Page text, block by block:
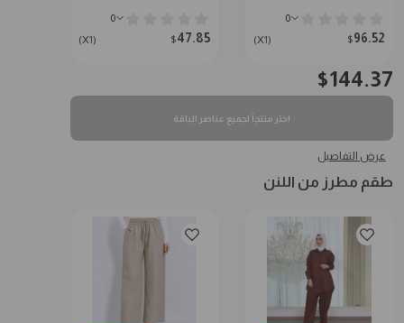
0
96.52
$
(X1)
0
47.85
$
(X1)
144.37
$
اختر منتجاً لجميع عناصر الباقة
عرض التفاصيل
طقم مطرز من اللنن